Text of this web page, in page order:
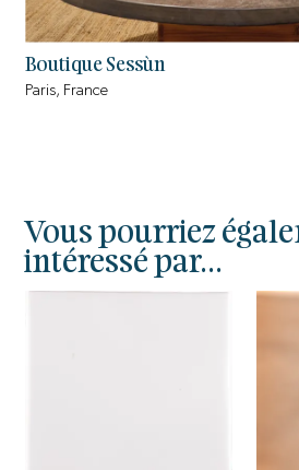
Boutique Sessùn
Paris, France
Vous pourriez
intéressé par...